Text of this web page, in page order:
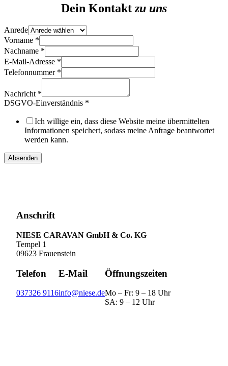
Dein Kontaktzu uns
Anrede
Vorname *
Nachname *
E-Mail-Adresse *
Telefonnummer *
Nachricht *
Nachricht
Nachname
DSGVO-Einverständnis *
Ich willige ein, dass diese Website meine übermittelten
Informationen speichert, sodass meine Anfrage beantwortet
werden kann.
Absenden
Anschrift
NIESE CARAVAN GmbH & Co. KG
Tempel 1
09623 Frauenstein
Telefon
037326 9116
E-Mail
info@niese.de
Öffnungszeiten
Mo – Fr: 9 – 18 Uhr
SA: 9 – 12 Uhr